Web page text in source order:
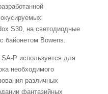
S30, на светодиодные
байонетом Bowens.
P используется для
необходимого
различных
фантазийных